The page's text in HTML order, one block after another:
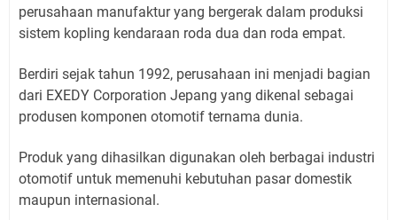
perusahaan manufaktur yang bergerak dalam produksi
sistem kopling kendaraan roda dua dan roda empat.
Berdiri sejak tahun 1992, perusahaan ini menjadi bagian
dari EXEDY Corporation Jepang yang dikenal sebagai
produsen komponen otomotif ternama dunia.
Produk yang dihasilkan digunakan oleh berbagai industri
otomotif untuk memenuhi kebutuhan pasar domestik
maupun internasional.